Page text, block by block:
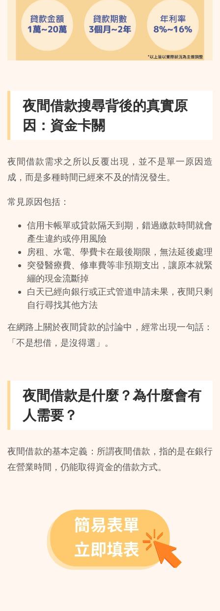
夜間借款搜尋背後的真實原
因：資金卡關
夜間借款需求之所以反覆出現，並不是單一原因造
成，而是多種時間已經來不及的情況發生。
常見原因包括：
信用卡帳單或貸款隔天到期，錯過繳款時間就會
產生違約或停用風險
房租、水電、學費卡在最後期限，無法延後處理
突發醫療費、修車費等非預期支出，讓原本就緊
繃的現金流斷掉
白天已經向銀行或正式管道申請未果，夜間只剩
自行尋找其他方法
在網路上關於夜間貸款的討論中，經常出現一句話：
「不是想借，是沒得選」。
夜間借款是什麼？為什麼會有
人需要？
夜間借款的基本定義：所謂夜間借款，指的是在銀行
在營業時間，仍能取得資金的借款方式。